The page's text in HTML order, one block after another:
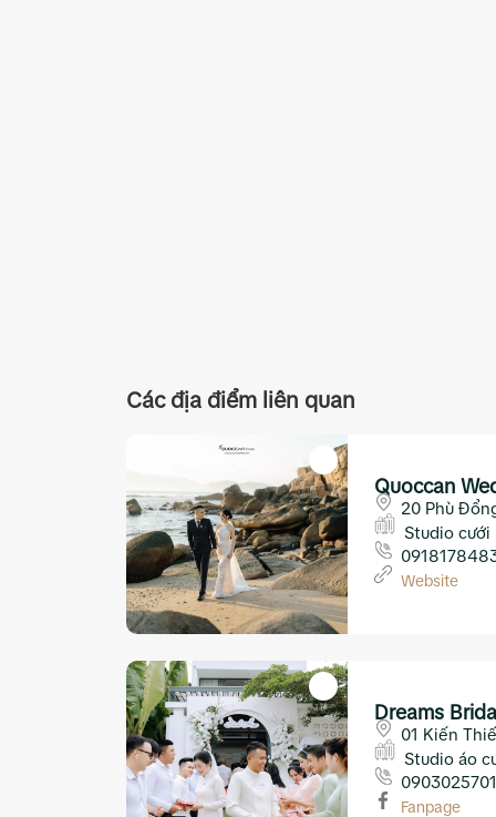
Các địa điểm liên quan
Quoccan
20 Phù
Studio cưới
Website
Dreams
01 Kiến
Studio áo
0903025701
Fanpage